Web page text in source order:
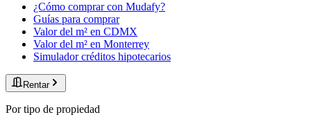
¿Cómo comprar con Mudafy?
Guías para comprar
Valor del m² en CDMX
Valor del m² en Monterrey
Simulador créditos hipotecarios
Rentar
Por tipo de propiedad